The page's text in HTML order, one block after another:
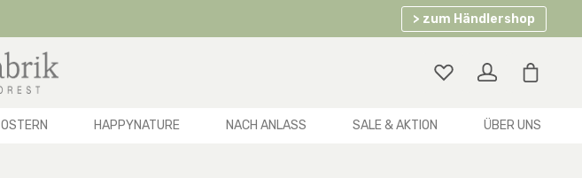
> zum Händlershop
OSTERN HAPPYNATURE NACH ANLASS SALE & AKTION ÜBER UNS